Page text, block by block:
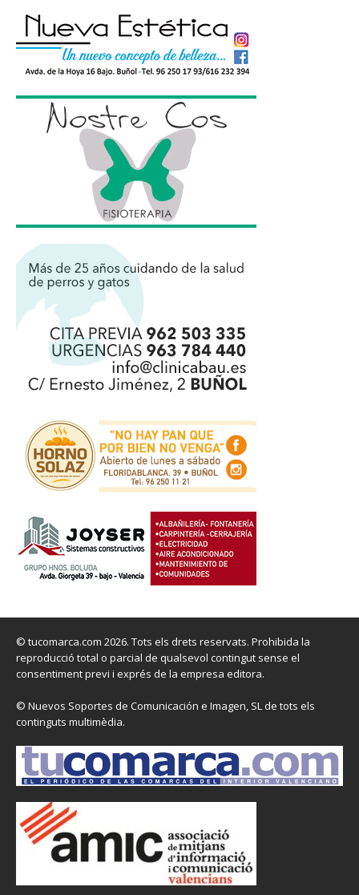
© tucomarca.com 2026. Tots els drets reservats. Prohibida la
reproducció total o parcial de qualsevol contingut sense el
consentiment previ i exprés de la empresa editora.
© Nuevos Soportes de Comunicación e Imagen, SL de tots els
continguts multimèdia.